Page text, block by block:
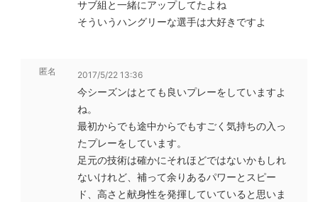
サブ組と一緒にアップしてたよね
そういうハングリーな選手は大好きですよ
匿名 2017/5/22 13:36
今シーズンはとても良いプレーをしていますよ
ね。
最初からでも途中からでもすごく気持ちの入っ
たプレーをしています。
足元の技術は確かにそれほどではないかもしれ
ないけれど、補って余りあるパワーとスピー
ド、高さと献身性を発揮していていると思いま